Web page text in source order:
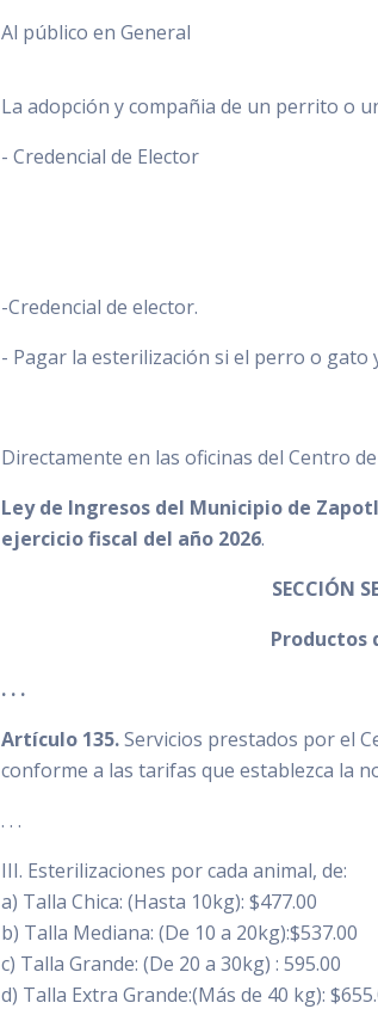
Al público en General
La adopción y compañia de un perrito o
- Credencial de Elector
-Credencial de elector.
- Pagar la esterilización si el perro o gato
Directamente en las oficinas del Centro
Ley de Ingresos del Municipio de
ejercicio fiscal del año 2026.
SECCIÓN
Productos
. . .
Artículo 135.Servicios prestados por el
conforme a las tarifas que establezca la
. . .
III. Esterilizaciones por cada animal, de:
a) Talla Chica: (Hasta 10kg): $477.00
b) Talla Mediana: (De 10 a 20kg):$537.00
c) Talla Grande: (De 20 a 30kg) : 595.00
d) Talla Extra Grande:(Más de 40 kg):